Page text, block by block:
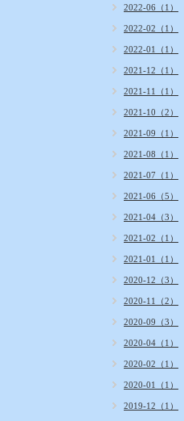
2022-06（1）
2022-02（1）
2022-01（1）
2021-12（1）
2021-11（1）
2021-10（2）
2021-09（1）
2021-08（1）
2021-07（1）
2021-06（5）
2021-04（3）
2021-02（1）
2021-01（1）
2020-12（3）
2020-11（2）
2020-09（3）
2020-04（1）
2020-02（1）
2020-01（1）
2019-12（1）